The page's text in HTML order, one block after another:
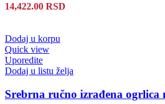
14,422.00 RSD
Dodaj u korpu
Quick view
Uporedite
Dodaj u listu želja
Srebrna ručno izrađena ogrlica